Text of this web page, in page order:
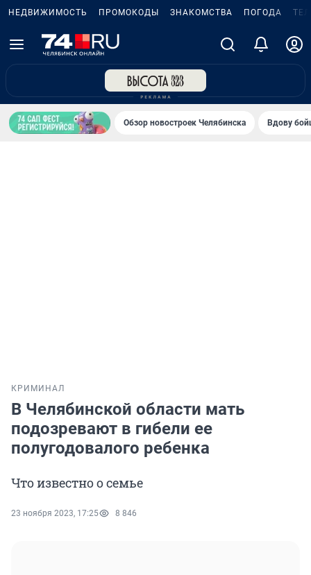
НЕДВИЖИМОСТЬ ПРОМОКОДЫ ЗНАКОМСТВА ПОГОДА
Обзор новостроек Челябинска Вдову
КРИМИНАЛ
В Челябинской области мать
подозревают в гибели ее
полугодовалого ребенка
Что известно о семье
23 ноября 2023, 17:25 8 846